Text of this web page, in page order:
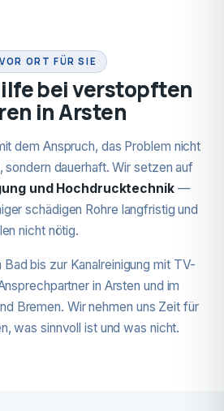
VOR ORT FÜR SIE
bei verstopften
in Arsten
dem Anspruch, das Problem nicht
sondern dauerhaft. Wir setzen auf
und Hochdrucktechnik—
schädigen Rohre langfristig und
nicht nötig.
bis zur Kanalreinigung mit TV-
in Arsten und im
Bremen. Wir nehmen uns Zeit für
was sinnvoll ist und was nicht.